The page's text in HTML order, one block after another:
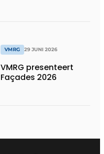
VMRG 29 JUNI 2026
VMRG presenteert
Façades 2026